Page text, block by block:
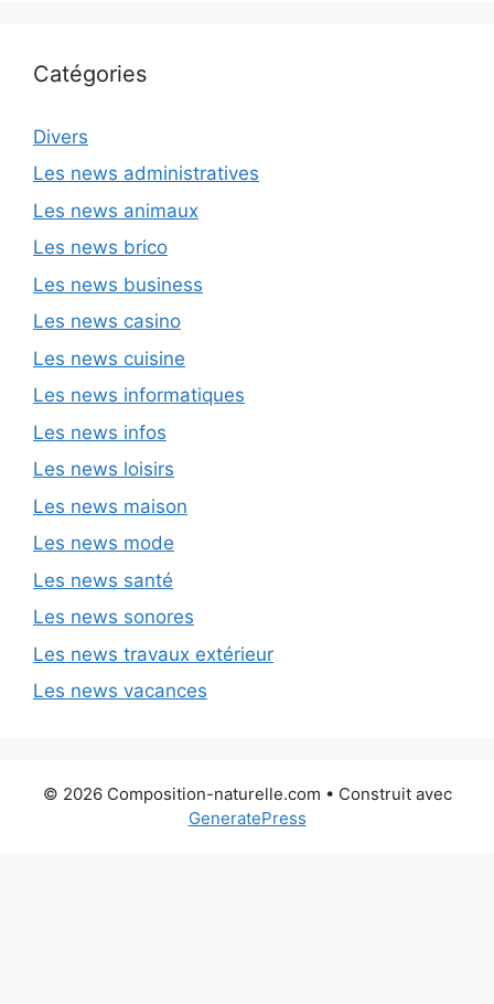
Catégories
Divers
Les news administratives
Les news animaux
Les news brico
Les news business
Les news casino
Les news cuisine
Les news informatiques
Les news infos
Les news loisirs
Les news maison
Les news mode
Les news santé
Les news sonores
Les news travaux extérieur
Les news vacances
© 2026 Composition-naturelle.com • Construit avec
GeneratePress